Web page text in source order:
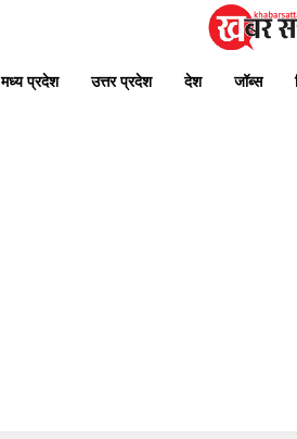
मध्य प्रदेश उत्तर प्रदेश देश जॉब्स